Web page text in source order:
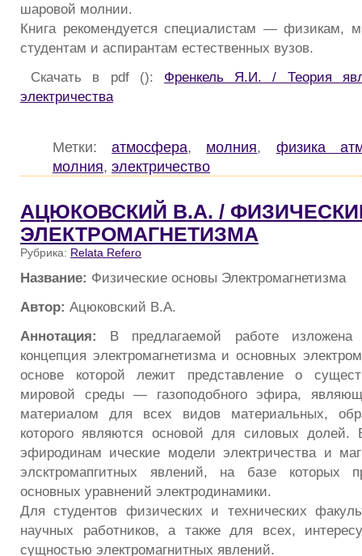
шаровой молнии.
Книга рекомендуется специалистам — физикам,
студентам и аспирантам естественных вузов.
Скачать в pdf (): Френкель Я.И. / Теория
электричества
Метки:атмосфера, молния, физика
молния, электричество
АЦЮКОВСКИЙ В.А. /
ЭЛЕКТРОМАГНЕТИЗМА
Рубрика: Relata Refero
Название: Физические основы Электромагнетизма
Автор: Ацюковский В.А.
Аннотация: В предлагаемой работе изложена
концепция электромагнетизма и основных
основе которой лежит представление о
мировой среды — газоподобного эфира,
материалом для всех видов материальных,
которого являются основой для силовых долей.
эфиродинам ические модели электричества и
элсктромапгитных явлений, на базе которых
основных уравнений электродинамики.
Для студентов физических и технических
научных работников, а также для всех,
сущностью электромагнитных явлений.